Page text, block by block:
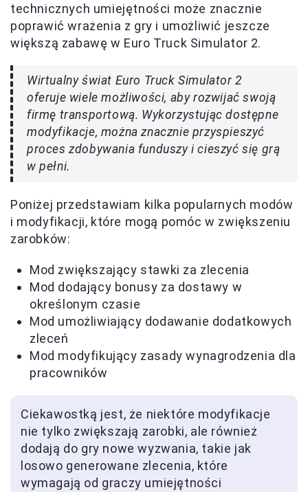
technicznych umiejętności może znacznie
poprawić wrażenia z gry i umożliwić jeszcze
większą zabawę w Euro Truck Simulator 2.
Wirtualny świat Euro Truck Simulator 2
oferuje wiele możliwości, aby rozwijać swoją
firmę transportową. Wykorzystując dostępne
modyfikacje, można znacznie przyspieszyć
proces zdobywania funduszy i cieszyć się grą
w pełni.
Poniżej przedstawiam kilka popularnych modów
i modyfikacji, które mogą pomóc w zwiększeniu
zarobków:
Mod zwiększający stawki za zlecenia
Mod dodający bonusy za dostawy w
określonym czasie
Mod umożliwiający dodawanie dodatkowych
zleceń
Mod modyfikujący zasady wynagrodzenia dla
pracowników
Ciekawostką jest, że niektóre modyfikacje
nie tylko zwiększają zarobki, ale również
dodają do gry nowe wyzwania, takie jak
losowo generowane zlecenia, które
wymagają od graczy umiejętności